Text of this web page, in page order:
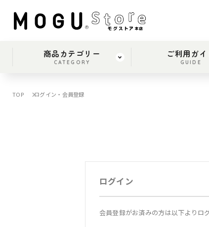
商品カテゴリー
CATEGORY
ご利用ガイ
GUIDE
TOP ログイン・会員登録
ログイン
会員登録がお済みの方は以下よりロ